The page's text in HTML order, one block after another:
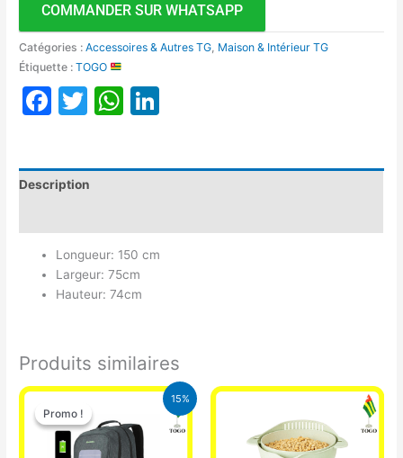
COMMANDER SUR WHATSAPP
Catégories :Accessoires & Autres TG Maison & Intérieur TG
Étiquette :TOGO
Facebook
TwitterWhatsApp
Description
Longueur: 150 cm
Largeur: 75cm
Hauteur: 74cm
Produits similaires
15%
Promo !
Promo !
Le
prix
initial
était :
29.500 CFA.
Le
prix
actuel